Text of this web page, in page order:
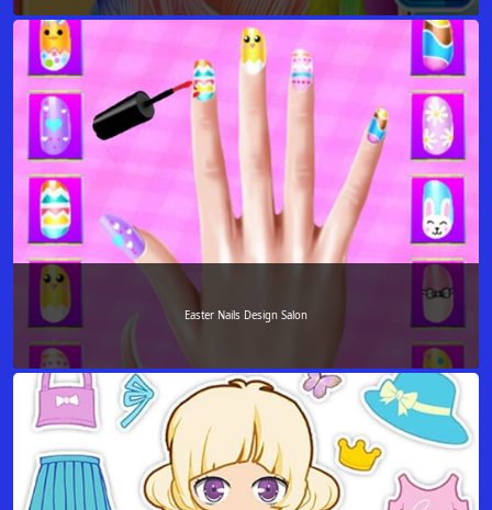
Easter Nails Design Salon